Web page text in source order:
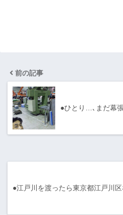
前の記事
●ひとり…､まだ幕
●江戸川を渡ったら東京都江戸川